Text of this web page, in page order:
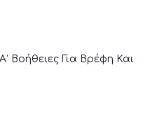
Βοήθειες Για Βρέφη Και